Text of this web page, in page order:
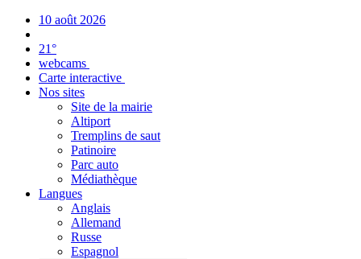
10 août 2026
21°
webcams
Carte interactive
Nos sites
Site de la mairie
Altiport
Tremplins de saut
Patinoire
Parc auto
Médiathèque
Langues
Anglais
Allemand
Russe
Espagnol